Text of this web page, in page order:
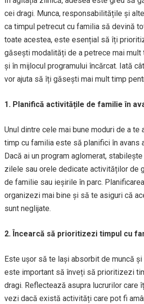
cei dragi. Munca, responsabilitățile și
ca timpul petrecut cu familia să devină
toate acestea, este esențial să îți
găsești modalități de a petrece mai mult
și în mijlocul programului încărcat. Iată
vor ajuta să îți găsești mai mult timp
1. Planifică activitățile de familie în
Unul dintre cele mai bune moduri de a te
timp cu familia este să planifici în avans
Dacă ai un program aglomerat,
zilele sau orele dedicate activităților de
de familie sau ieșirile în parc.
organizezi mai bine și să te asiguri că
sunt neglijate.
2. Încearcă să prioritizezi timpul cu
Este ușor să te lași absorbit de muncă
este important să înveți să prioritizezi
dragi. Reflectează asupra lucrurilor care
vezi dacă există activități care pot fi